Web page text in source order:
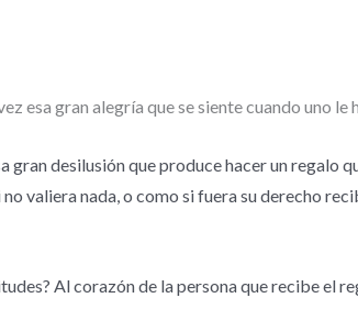
esa gran alegría que se siente cuando uno
gran desilusión que produce hacer un regalo
valiera nada, o como si fuera su derecho
Al corazón de la persona que recibe el